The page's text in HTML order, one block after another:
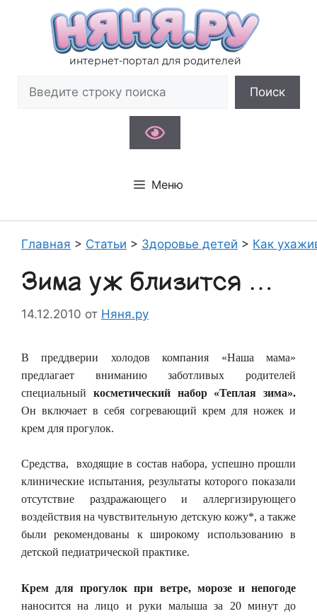
содержимому
интернет-портал для родителей
Поиск
Меню
Главная > Статьи > Здоровье детей > Как
Зима уж близится …
14.12.2010 от Няня.ру
В преддверии холодов компания «Наша мама»
предлагает вниманию заботливых родителей
специальный косметический набор «Теплая зима».
Он включает в себя согревающий крем для ножек и
крем для прогулок.
Средства, входящие в состав набора, успешно прошли
клинические испытания, результаты которого показали
отсутствие раздражающего и аллергизирующего
воздействия на чувствительную детскую кожу*, а также
были рекомендованы к широкому использованию в
детской педиатрической практике.
Крем для прогулок при ветре, морозе и непогоде
наносится на лицо и руки малыша за 20 минут до